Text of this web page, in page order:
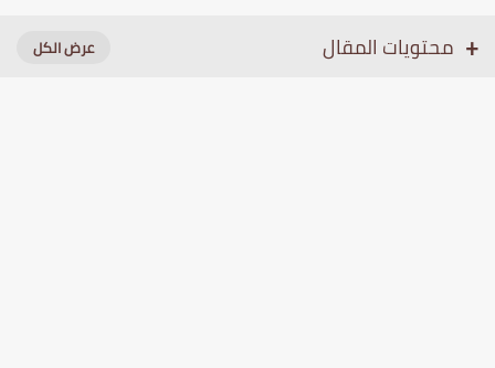
محتويات المقال